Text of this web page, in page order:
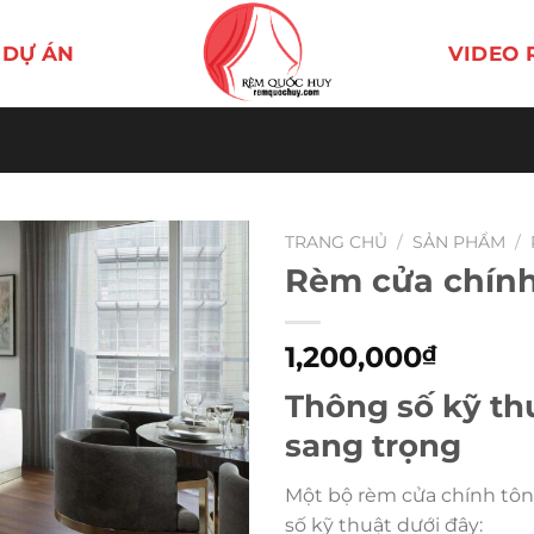
DỰ ÁN VIDEO
TRANG CHỦ / SẢN PHẨM /
Rèm cửa
1,200,000₫
Thông số kỹ
sang trọng
Một bộ rèm cửa chính
số kỹ thuật dưới đây: